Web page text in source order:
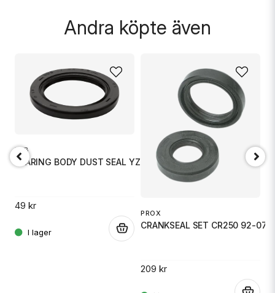
Andra köpte även
KYB
BEARING BODY DUST SEAL YZ
49 kr
PROX
CRANKSEAL SET CR250 92-07
209 kr